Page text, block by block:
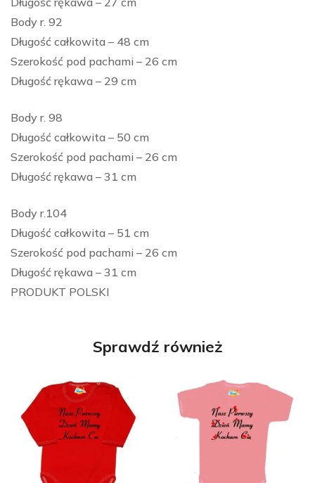
Body r. 92
Długość całkowita – 48 cm
Szerokość pod pachami – 26 cm
Długość rękawa – 29 cm
Body r. 98
Długość całkowita – 50 cm
Szerokość pod pachami – 26 cm
Długość rękawa – 31 cm
Body r.104
Długość całkowita – 51 cm
Szerokość pod pachami – 26 cm
Długość rękawa – 31 cm
PRODUKT POLSKI
Sprawdź również